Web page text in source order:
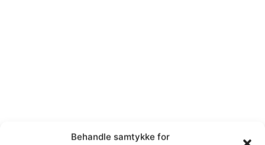
Behandle samtykke for